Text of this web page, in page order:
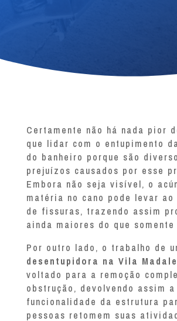
Certamente não há nada pior
que lidar com o entupimento
do banheiro porque são
prejuízos causados por esse
Embora não seja visível, o
matéria no cano pode levar ao
de fissuras, trazendo assim
ainda maiores do que somente
Por outro lado, o trabalho de
desentupidora na Vila
voltado para a remoção
obstrução, devolvendo assim a
funcionalidade da estrutura
pessoas retomem suas